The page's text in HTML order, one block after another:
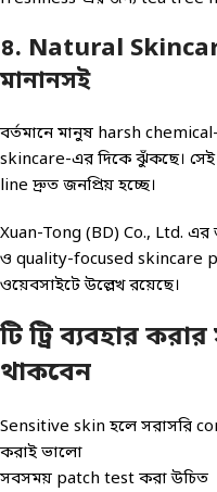
৪. Natural
মানানসই
বর্তমানে মানুষ harsh
skincare-এর দিকে ঝুঁকছে।
line দ্রুত জনপ্রিয় হচ্ছে।
Xuan-Tong (BD) Co., Ltd. এর
ও quality-focused skincare
ওয়েবসাইটে উল্লেখ রয়েছে।
টি ট্রি ব্যবহার
থাকবেন
Sensitive skin হলে সরাসরি
করাই ভালো
সবসময় patch test করা উচিত